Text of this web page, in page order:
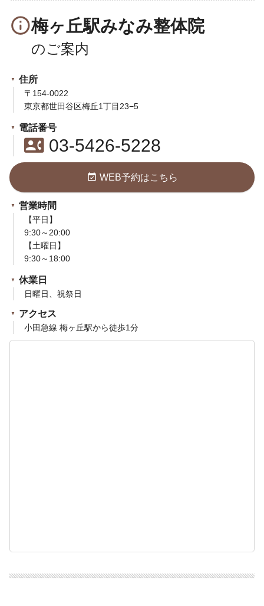
info_outline梅ヶ丘駅みなみ整体院
住所
〒154-0022
東京都世田谷区梅丘1丁目23−5
電話番号
contact_phone03-5426-5228
event_available WEB予約はこちら
営業時間
【平日】
9:30～20:00
【土曜日】
9:30～18:00
休業日
日曜日、祝祭日
アクセス
小田急線 梅ヶ丘駅から徒歩1分